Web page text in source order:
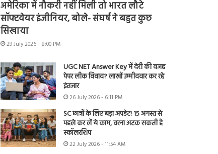
अमेरिका में नौकरी नहीं मिली तो भारत लौटे
सॉफ्टवेयर इंजीनियर, बोले- संघर्ष ने बहुत कुछ
सिखाया
29 July 2026 - 8:00 PM
UGC NET Answer Key में देरी की वजह
पेपर लीक विवाद? लाखों उम्मीदवार कर रहे
इंतजार
26 July 2026 - 6:11 PM
SC छात्रों के लिए बड़ा अपडेट! 15 अगस्त से
पहले कर लें ये काम, वरना अटक सकती है
स्कॉलरशिप
22 July 2026 - 11:54 AM